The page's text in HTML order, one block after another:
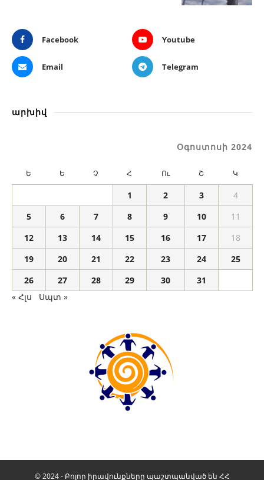
Facebook Youtube
Email Telegram
արխիվ
Օգոստոսի 2024
Ե Ե Չ Հ Ու Շ Կ
1 2 3
4
5
6 7 8 9 10
11
12
13 14 15 16 17
18
19
20 21 22 23 24
25
26
27 28 29 30
31
« Հլս
Սպտ »
© 2024 - Բոլոր իրավունքները պաշտպանված են ՀՀ